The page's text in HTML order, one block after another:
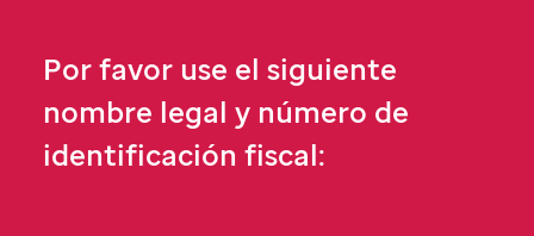
Por favor use el siguiente
nombre legal y número de
identificación fiscal: